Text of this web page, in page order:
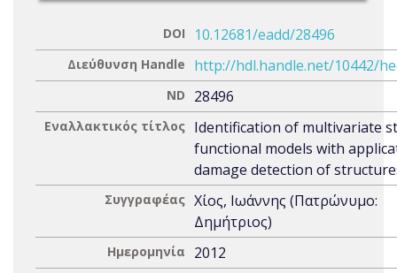
DOI 10.12681/eadd/28496
Διεύθυνση Handle http://hdl.handle.net/10442/
ND 28496
Εναλλακτικός τίτλος Identification of multivariate
functional models with
damage detection of
Συγγραφέας Χίος, Ιωάννης (Πατρώνυμο:
Δημήτριος)
Ημερομηνία 2012